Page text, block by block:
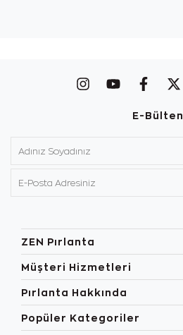
E-Bülten
ZEN Pırlanta
Müşteri Hizmetleri
Pırlanta Hakkında
Popüler Kategoriler